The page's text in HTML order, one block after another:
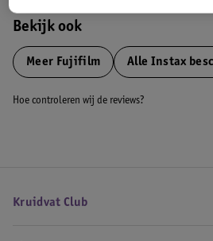
Bekijk ook
Meer Fujifilm Alle Instax
Hoe controleren wij de reviews?
Kruidvat Club